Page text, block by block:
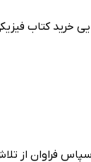
خرید کتاب
سپاس فراوان از